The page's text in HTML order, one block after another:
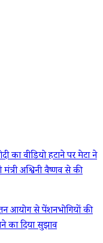
वीडियो हटाने पर मेटा ने
अश्विनी वैष्णव से की
से पेंशनभोगियों की
का दिया सुझाव